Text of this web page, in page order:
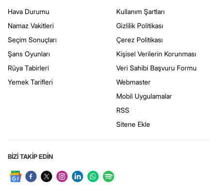
Hava Durumu
Namaz Vakitleri
Seçim Sonuçları
Şans Oyunları
Rüya Tabirleri
Yemek Tarifleri
Kullanım Şartları
Gizlilik Politikası
Çerez Politikası
Kişisel Verilerin Korunması
Veri Sahibi Başvuru Formu
Webmaster
Mobil Uygulamalar
RSS
Sitene Ekle
BİZİ TAKİP EDİN